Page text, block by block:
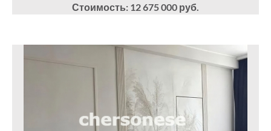
Стоимость: 12 675 000 руб.